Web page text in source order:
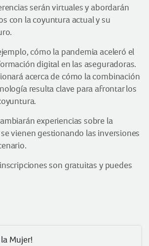
serán virtuales y abordarán
con la coyuntura actual y su
cómo la pandemia aceleró el
digital en las aseguradoras.
acerca de cómo la combinación
resulta clave para afrontar los
experiencias sobre la
vienen gestionando las inversiones
son gratuitas y puedes
la Mujer!